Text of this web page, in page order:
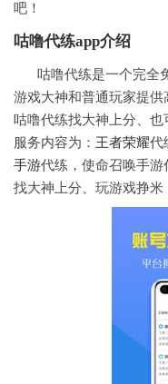
吧！
咕噜代练app介绍
咕噜代练是一个完全
游戏大神和普通玩家提
咕噜代练找大神上分、也
服务内容为： 王者荣耀代
手游代练，使命召唤手游
找大神上分、玩游戏挣米